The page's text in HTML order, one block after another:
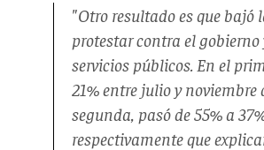
"Otro resultado es que bajó
protestar contra el gobierno
servicios públicos. En el
21% entre julio y noviembre
segunda, pasó de 55% a
respectivamente que